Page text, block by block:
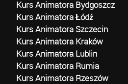
Kurs Animatora Bydgoszcz
Kurs Animatora Łódź
Kurs Animatora Szczecin
Kurs Animatora Kraków
Kurs Animatora Lublin
Kurs Animatora Rumia
Kurs Animatora Rzeszów